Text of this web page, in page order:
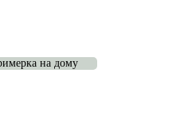
на дому